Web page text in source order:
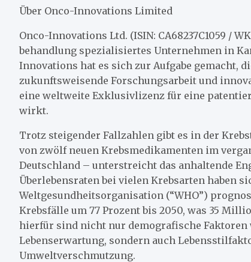
Über Onco-Innovations Limited
Onco-Innovations Ltd. (ISIN: CA68237C1059 /
behandlung spezialisiertes Unternehmen in
Innovations hat es sich zur Aufgabe gemacht,
zukunftsweisende Forschungsarbeit und
eine weltweite Exklusivlizenz für eine
wirkt.
Trotz steigender Fallzahlen gibt es in der
von zwölf neuen Krebsmedikamenten im
Deutschland – unterstreicht das anhaltende
Überlebensraten bei vielen Krebsarten haben
Weltgesundheitsorganisation (“WHO”)
Krebsfälle um 77 Prozent bis 2050, was 35
hierfür sind nicht nur demografische Faktoren
Lebenserwartung, sondern auch
Umweltverschmutzung.